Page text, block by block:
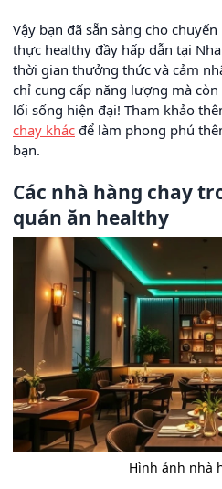
Vậy bạn đã sẵn sàng cho
thực healthy đầy hấp dẫn tại
thời gian thưởng thức và cảm
chỉ cung cấp năng lượng mà
lối sống hiện đại! Tham khảo
chay khác để làm phong phú
bạn.
Các nhà hàng chay
quán ăn healthy
Hình ảnh nhà